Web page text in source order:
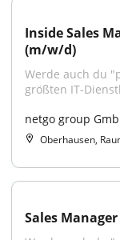
Inside Sales
(m/w/d)
Werde auch du
größten IT-
netgo group
Oberhausen,
Sales